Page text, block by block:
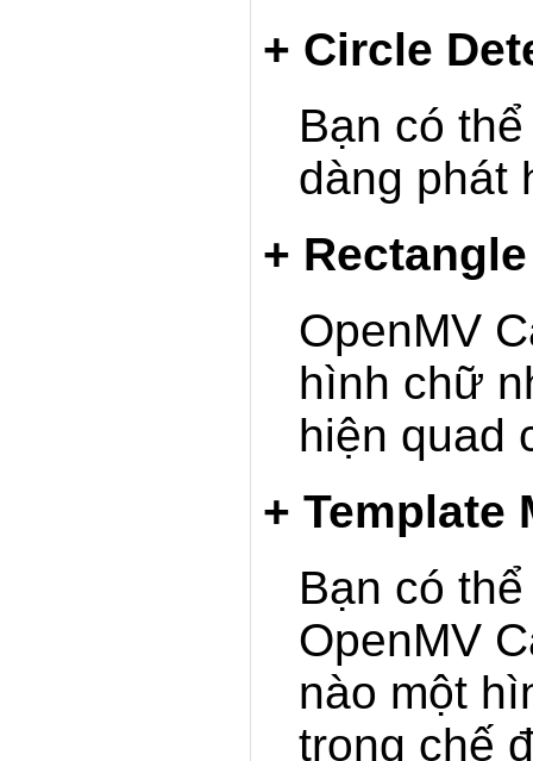
+ Circle
Bạn có
dàng phát
+
OpenMV
hình chữ
hiện quad
+ Template
Bạn có
OpenMV
nào một
trong chế